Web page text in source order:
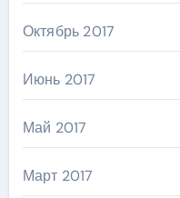
Октябрь 2017
Июнь 2017
Май 2017
Март 2017